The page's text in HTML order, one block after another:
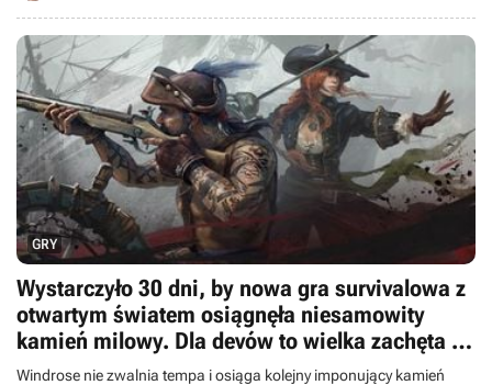
GRY
Wystarczyło 30 dni, by nowa gra survivalowa z
otwartym światem osiągnęła niesamowity
kamień milowy. Dla devów to wielka zachęta do
dalszego rozwoju Windrose
Windrose nie zwalnia tempa i osiąga kolejny imponujący kamień